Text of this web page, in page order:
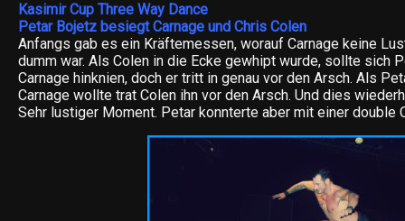
Kasimir Cup Three Way Dance
Petar Bojetz besiegt Carnage und Chris Colen
Anfangs gab es ein Kräftemessen, worauf Carnage keine
dumm war. Als Colen in die Ecke gewhipt wurde, sollte sich
Carnage hinknien, doch er tritt in genau vor den Arsch. Als
Carnage wollte trat Colen ihn vor den Arsch. Und dies
Sehr lustiger Moment. Petar konnterte aber mit einer double